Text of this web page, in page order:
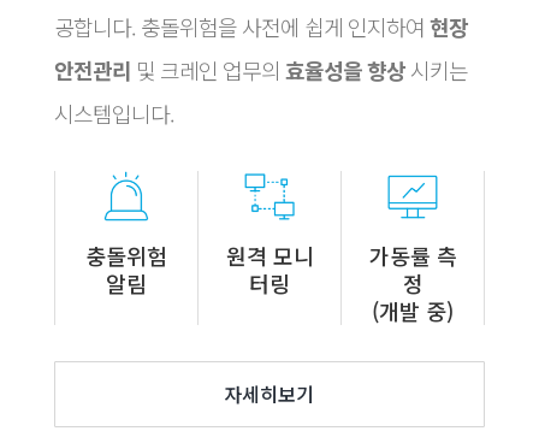
공합니다. 충돌위험을 사전에 쉽게 인지하여현장
안전관리 및 크레인 업무의 효율성을 향상시키는
시스템입니다.
충돌위험
알림
원격 모니
터링
가동률 측
정
(개발 중)
자세히보기